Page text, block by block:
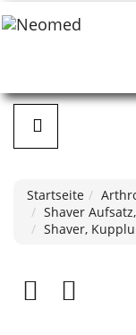
Startseite
Shaver
Shaver,